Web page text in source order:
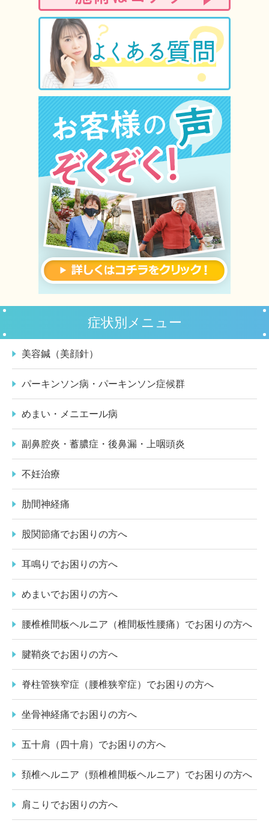
症状別メニュー
美容鍼（美顔針）
パーキンソン病・パーキンソン症候群
めまい・メニエール病
副鼻腔炎・蓄膿症・後鼻漏・上咽頭炎
不妊治療
肋間神経痛
股関節痛でお困りの方へ
耳鳴りでお困りの方へ
めまいでお困りの方へ
腰椎椎間板ヘルニア（椎間板性腰痛）でお困りの方へ
腱鞘炎でお困りの方へ
脊柱管狭窄症（腰椎狭窄症）でお困りの方へ
坐骨神経痛でお困りの方へ
五十肩（四十肩）でお困りの方へ
頚椎ヘルニア（頸椎椎間板ヘルニア）でお困りの方へ
肩こりでお困りの方へ